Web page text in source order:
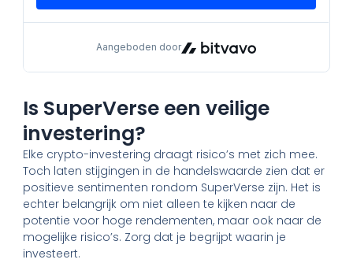
Is SuperVerse een veilige
investering?
Elke crypto-investering draagt risico’s met zich mee.
Toch laten stijgingen in de handelswaarde zien dat er
positieve sentimenten rondom SuperVerse zijn. Het is
echter belangrijk om niet alleen te kijken naar de
potentie voor hoge rendementen, maar ook naar de
mogelijke risico’s. Zorg dat je begrijpt waarin je
investeert.